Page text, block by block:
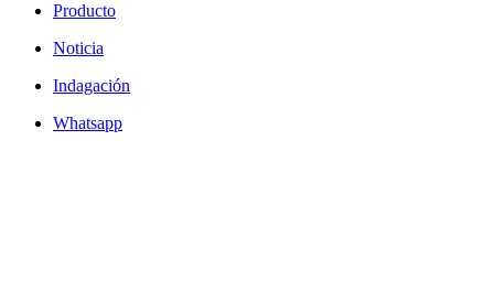
Producto
Noticia
Indagación
Whatsapp